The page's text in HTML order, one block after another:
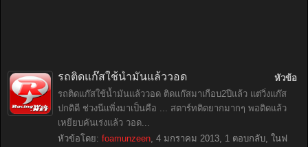
หัวข้อ
รถติดแก๊สใช้น้ำมันแล้ววอด
รถติดแก๊สใช้น้ำมันแล้ววอด ติดแก๊สมาเกือบ2ปีแล้ว แต่วิ่งแก๊ส
ปกติดี ช่วงนีเเพิ่งมาเป็นคือ ... สตาร์ทติดยากมากๆ พอติดแล้ว
เหยียบคันเร่งแล้ว วอด...
หัวข้อโดย: foamunzeen, 4 มกราคม 2013, 1 ตอบกลับ, ในฟ